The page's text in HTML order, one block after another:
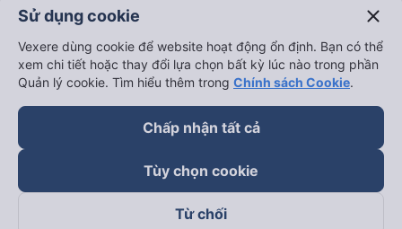
Sử dụng cookie close
Vexere dùng cookie để website hoạt động ổn định. Bạn có thể
xem chi tiết hoặc thay đổi lựa chọn bất kỳ lúc nào trong phần
Quản lý cookie. Tìm hiểu thêm trong Chính sách Cookie.
Chấp nhận tất cả
Tùy chọn cookie
Từ chối